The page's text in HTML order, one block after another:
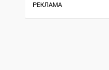
РЕКЛАМА